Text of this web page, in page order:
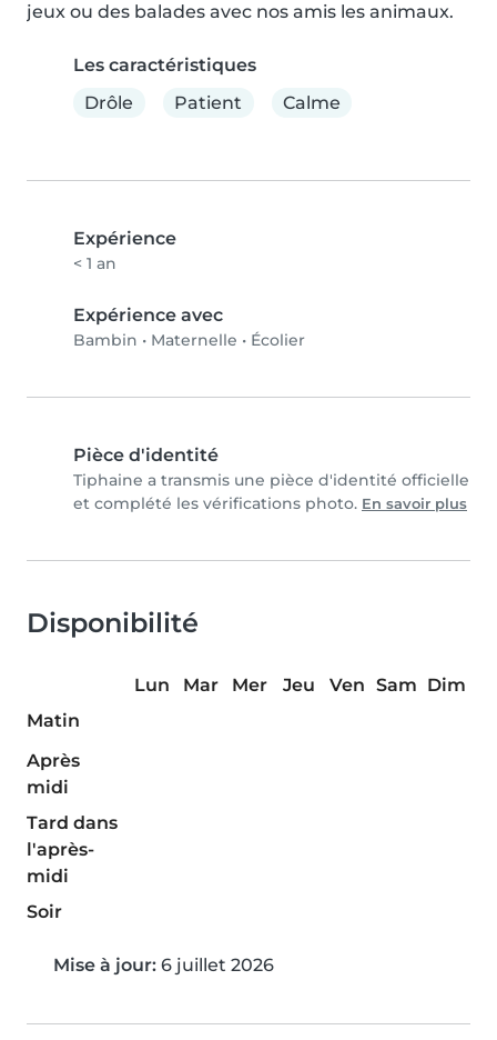
jeux ou des balades avec nos amis les animaux.
Les caractéristiques
Drôle
Patient Calme
Expérience
< 1 an
Expérience avec
Bambin • Maternelle • Écolier
Pièce d'identité
Tiphaine a transmis une pièce d'identité officielle
et complété les vérifications photo. En savoir plus
Disponibilité
Lun Mar Mer Jeu Ven Sam Dim
Matin
Après
midi
Tard dans
l'après-
midi
Soir
Mise à jour: 6 juillet 2026